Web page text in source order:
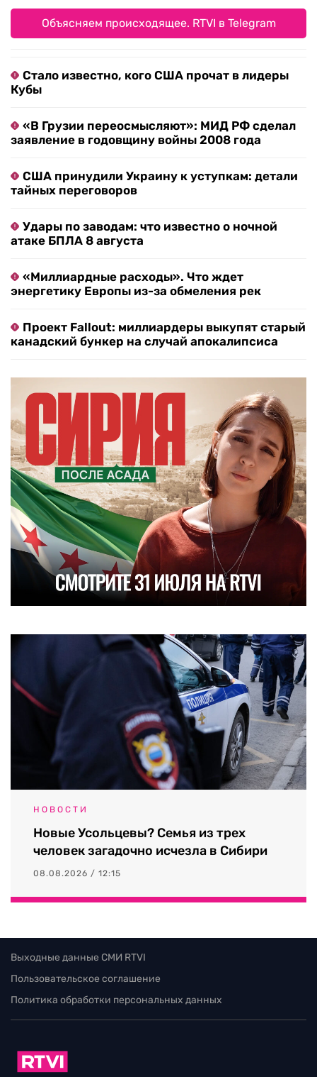
Объясняем происходящее. RTVI в Telegram
Стало известно, кого США прочат в лидеры
Кубы
«В Грузии переосмысляют»: МИД РФ сделал
заявление в годовщину войны 2008 года
США принудили Украину к уступкам: детали
тайных переговоров
Удары по заводам: что известно о ночной
атаке БПЛА 8 августа
«Миллиардные расходы». Что ждет
энергетику Европы из-за обмеления рек
Проект Fallout: миллиардеры выкупят старый
канадский бункер на случай апокалипсиса
НОВОСТИ
Новые Усольцевы? Семья из трех
человек загадочно исчезла в Сибири
08.08.2026 / 12:15
Выходные данные СМИ RTVI
Пользовательское соглашение
Политика обработки персональных данных